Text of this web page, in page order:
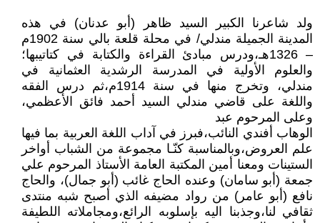
ولد شاعرنا الكبير السيد ظاهر (أبو عدنان) في هذه
المدينة الجميلة مندلي/ في محلة قلعة بالي سنة 1902م
– 1326هـ،ودرس مبادئ القراءة والكتابة في كتاتيبها؛
والعلوم الأولية في المدرسة الرشدية العثمانية في
مندلي، وتخرج منها في سنة 1914م،ثم درس الفقه
واللغة على قاضي مندلي السيد أحمد فائق الأعظمي،
وعلى المرحوم عبد
الوهاب أفندي النائب،فبرز في آداب اللغة العربية بما فيها
علم العروض،وبالمناسبة كنّـا مجموعة من الشباب أواخر
الستينات ومعنا أمين المكتبة العامة الأستاذ المرحوم علي
جمعة (أبو سامان) وعنده الحاج غائب (أبو جمال)، والحاج
نافع (أبو عامر) من رواد مضيفه الذي أصبح شبه منتدى
ثقافي لنا،وجذبنا اليه بإسلوبه الرائع،ومجاملاته اللطيفة